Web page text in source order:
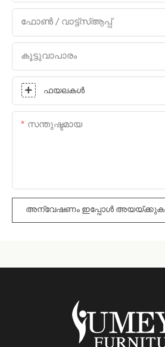
ഫോൺ / വാട്ട്സ്ആപ്പ്
കൂട്ടുവാപാരം
ഫയലകൾ
സന്തുഷ്ടമായ
അന്വേഷണം ഇപ്പോൾ അയയ്ക്കുക